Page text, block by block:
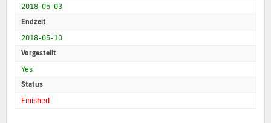
2018-05-03
Endzeit
2018-05-10
Vorgestellt
Yes
Status
Finished